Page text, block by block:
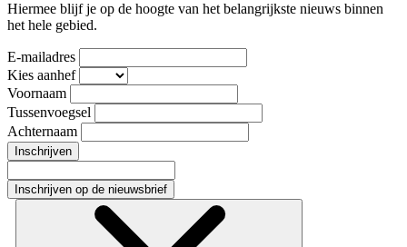
Hiermee blijf je op de hoogte van het belangrijkste nieuws binnen
het hele gebied.
E-mailadres
Kies aanhef
Voornaam
Tussenvoegsel
Achternaam
Inschrijven
Inschrijven op de nieuwsbrief